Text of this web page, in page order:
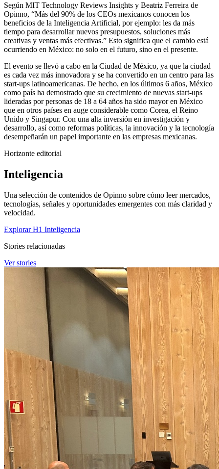
Según MIT Technology Reviews Insights y Beatriz Ferreira de
Opinno, “Más del 90% de los CEOs mexicanos conocen los
beneficios de la Inteligencia Artificial, por ejemplo: les da más
tiempo para desarrollar nuevos presupuestos, soluciones más
creativas y ventas más efectivas.” Esto significa que el cambio está
ocurriendo en México: no solo en el futuro, sino en el presente.
El evento se llevó a cabo en la Ciudad de México, ya que la ciudad
es cada vez más innovadora y se ha convertido en un centro para las
start-ups latinoamericanas. De hecho, en los últimos 6 años, México
como país ha demostrado que su crecimiento de nuevas start-ups
lideradas por personas de 18 a 64 años ha sido mayor en México
que en otros países en auge considerable como Corea, el Reino
Unido y Singapur. Con una alta inversión en investigación y
desarrollo, así como reformas políticas, la innovación y la tecnología
desempeñarán un papel importante en las empresas mexicanas.
Horizonte editorial
Inteligencia
Una selección de contenidos de Opinno sobre cómo leer mercados,
tecnologías, señales y oportunidades emergentes con más claridad y
velocidad.
Explorar H1 Inteligencia
Stories relacionadas
Ver stories